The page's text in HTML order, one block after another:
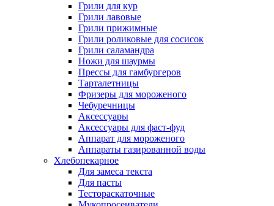
Грили для кур
Грили лавовые
Грили прижимные
Грили роликовые для сосисок
Грили саламандра
Ножи для шаурмы
Прессы для гамбургеров
Тарталетницы
Фризеры для мороженого
Чебуречницы
Аксессуары
Аксессуары для фаст-фуд
Аппарат для мороженого
Аппараты газированной воды
Хлебопекарное
Для замеса текста
Для пасты
Тестораскаточные